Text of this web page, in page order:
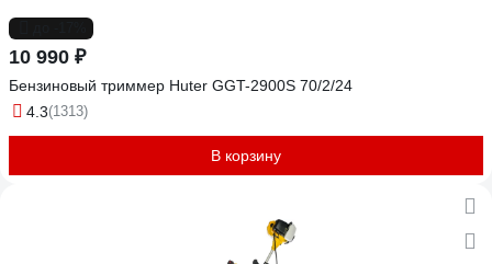
10 990 ₽
Бензиновый триммер Huter GGT-2900S 70/2/24
4.3(1313)
В корзину